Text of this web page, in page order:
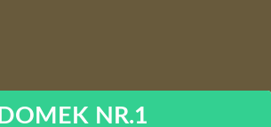
DOMEK NR.1